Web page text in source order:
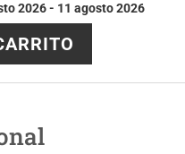
2026 - 11 agosto 2026